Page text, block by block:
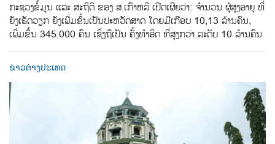
ກະຊວງຂໍ້ມູນ ແລະ ສະຖິຕິ ຂອງ ສ.ເກົາຫລີ ເປີດເຜີຍວ່າ: ຈໍານວນ ຜູ້ສູງອາຍຸ ທີ່
ຍັງເຮັດວຽກ ຍັງເພີ່ມຂຶ້ນເປັນປະຫວັດສາດ ໂດຍມີເກືອບ 10,13 ລ້ານຄົນ,
ເພີ່ມຂຶ້ນ 345.000 ຄົນ ເຊິ່ງຖືເປັນ ຄັ້ງທຳອິດ ທີ່ສູງກວ່າ ລະດັບ 10 ລ້ານຄົນ
ຂ່າວຕ່າງປະເທດ